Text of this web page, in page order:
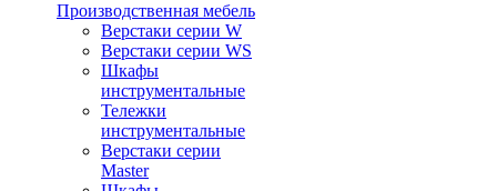
Производственная мебель
Верстаки серии W
Верстаки серии WS
Шкафы
инструментальные
Тележки
инструментальные
Верстаки серии
Master